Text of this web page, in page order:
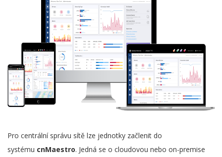
Pro centrální správu sítě lze jednotky začlenit do
systému cnMaestro. Jedná se o cloudovou nebo on-premise